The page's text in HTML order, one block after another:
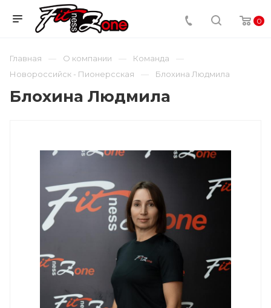
0
Главная О компании
Команда
Новороссийск - Пионерсская
Блохина Людмила
Блохина Людмила